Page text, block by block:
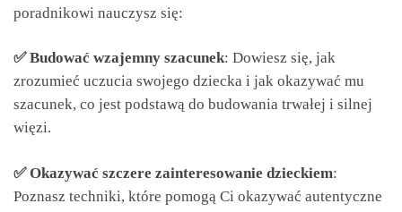
poradnikowi nauczysz się:
✅ Budować wzajemny szacunek: Dowiesz się, jak
zrozumieć uczucia swojego dziecka i jak okazywać mu
szacunek, co jest podstawą do budowania trwałej i silnej
więzi.
✅ Okazywać szczere zainteresowanie dzieckiem:
Poznasz techniki, które pomogą Ci okazywać autentyczne